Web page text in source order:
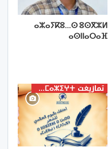
ⴰⵣⴰⵢⴽⵓ…ⵙ ⵓⵙⴳⵣⵍ
ⴰⵙⵏⵏⴰⵔⴰⴼ
تمازيغت ⵜⴰⵎⴰⵣⵉⵖⵜ